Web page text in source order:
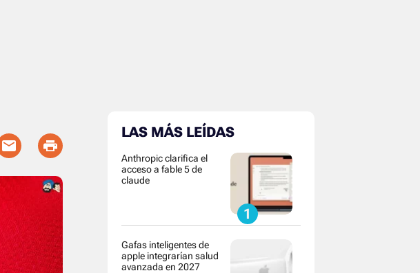
LAS MÁS LEÍDAS
Anthropic clarifica el
acceso a fable 5 de
claude
Gafas inteligentes de
apple integrarían salud
avanzada en 2027